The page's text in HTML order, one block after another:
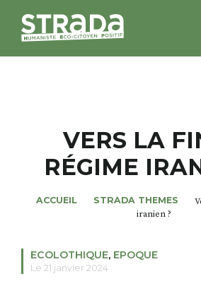
MAGAZINES
NOS THÈMES
ALTER STRADA
VERS LA
RÉGIME
ACCUEIL STRADA THEMES
iranien ?
ECOLOTHIQUE, EPOQUE
Le 21 janvier 2024